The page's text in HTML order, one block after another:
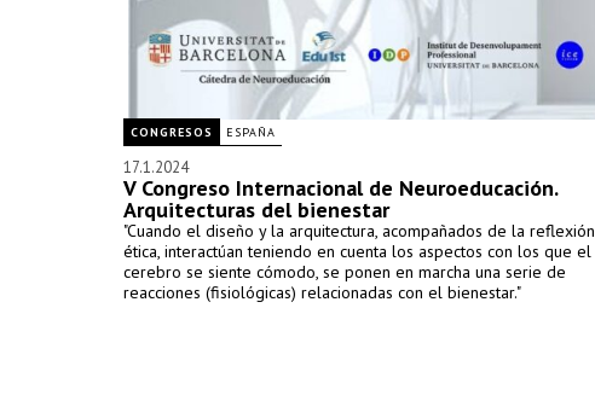
CONGRESOS ESPAÑA
17.1.2024
V Congreso Internacional de Neuroeducación.
Arquitecturas del bienestar
"Cuando el diseño y la arquitectura, acompañados de la reflexión
ética, interactúan teniendo en cuenta los aspectos con los que el
cerebro se siente cómodo, se ponen en marcha una serie de
reacciones (fisiológicas) relacionadas con el bienestar."